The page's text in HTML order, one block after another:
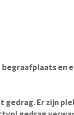
begraafplaats
Er zijn